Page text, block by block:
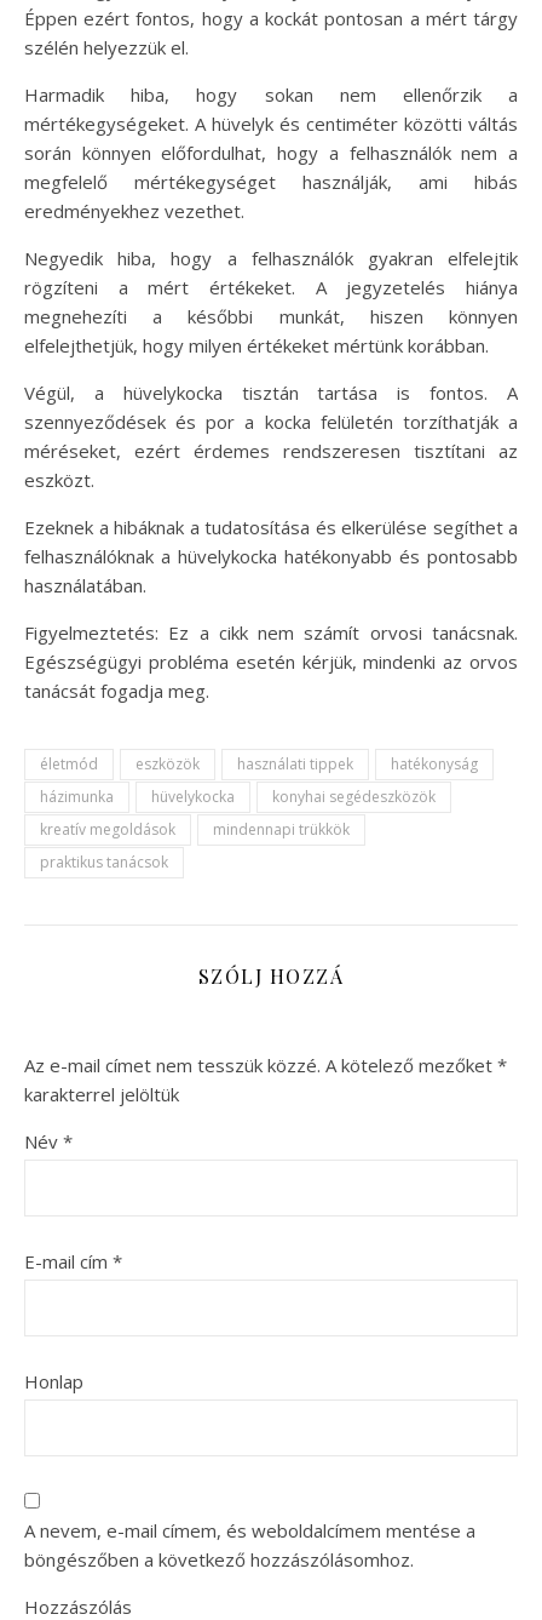
Éppen ezért fontos, hogy a kockát pontosan a mért tárgy
szélén helyezzük el.
Harmadik hiba, hogy sokan nem ellenőrzik a
mértékegységeket. A hüvelyk és centiméter közötti váltás
során könnyen előfordulhat, hogy a felhasználók nem a
megfelelő mértékegységet használják, ami hibás
eredményekhez vezethet.
Negyedik hiba, hogy a felhasználók gyakran elfelejtik
rögzíteni a mért értékeket. A jegyzetelés hiánya
megnehezíti a későbbi munkát, hiszen könnyen
elfelejthetjük, hogy milyen értékeket mértünk korábban.
Végül, a hüvelykocka tisztán tartása is fontos. A
szennyeződések és por a kocka felületén torzíthatják a
méréseket, ezért érdemes rendszeresen tisztítani az
eszközt.
Ezeknek a hibáknak a tudatosítása és elkerülése segíthet a
felhasználóknak a hüvelykocka hatékonyabb és pontosabb
használatában.
Figyelmeztetés: Ez a cikk nem számít orvosi tanácsnak.
Egészségügyi probléma esetén kérjük, mindenki az orvos
tanácsát fogadja meg.
életmód eszközök használati tippek
hatékonyság
házimunka
hüvelykocka
konyhai segédeszközök
kreatív megoldások
mindennapi trükkök
praktikus tanácsok
SZÓLJ HOZZÁ
Az e-mail címet nem tesszük közzé. A kötelező mezőket *
karakterrel jelöltük
Név *
E-mail cím *
Honlap
A nevem, e-mail címem, és weboldalcímem mentése a
böngészőben a következő hozzászólásomhoz.
Hozzászólás